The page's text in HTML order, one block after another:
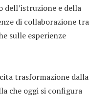
dell’istruzione e della
di collaborazione tra
sulle esperienze
trasformazione dalla
che oggi si configura